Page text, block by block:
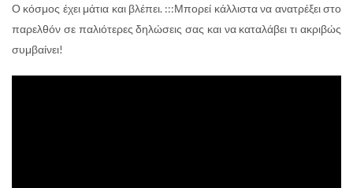
Ο κόσμος έχει μάτια και βλέπει. :::Μπορεί κάλλιστα να ανατρέξει στο
παρελθόν σε παλιότερες δηλώσεις σας και να καταλάβει τι ακριβώς
συμβαίνει!